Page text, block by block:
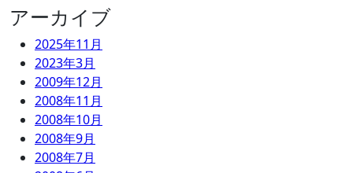
アーカイブ
2025年11月
2023年3月
2009年12月
2008年11月
2008年10月
2008年9月
2008年7月